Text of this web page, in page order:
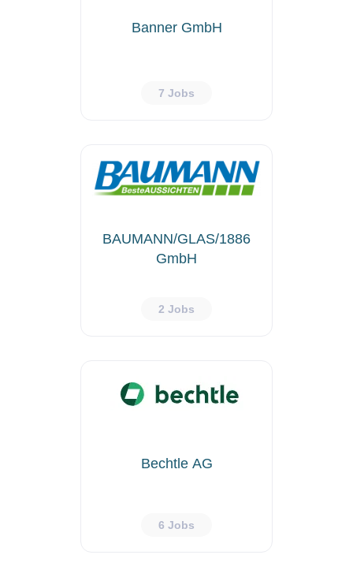
Banner GmbH
7 Jobs
BAUMANN/GLAS/1886
GmbH
2 Jobs
Bechtle AG
6 Jobs